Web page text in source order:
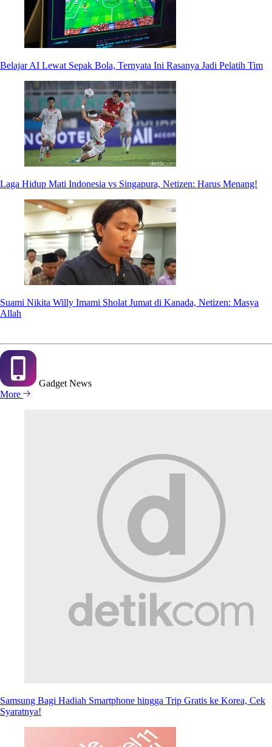
Belajar AI Lewat Sepak Bola, Ternyata Ini Rasanya Jadi Pelatih Tim
Laga Hidup Mati Indonesia vs Singapura, Netizen: Harus Menang!
Suami Nikita Willy Imami Sholat Jumat di Kanada, Netizen: Masya
Allah
Gadget News
More
Samsung Bagi Hadiah Smartphone hingga Trip Gratis ke Korea, Cek
Syaratnya!